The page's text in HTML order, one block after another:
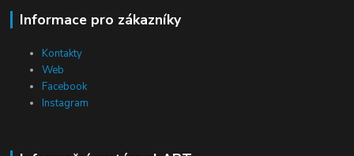
Informace pro zákazníky
Kontakty
Web
Facebook
Instagram